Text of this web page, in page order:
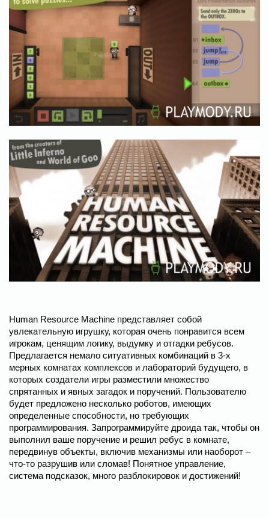
Human Resource Machine представляет собой
увлекательную игрушку, которая очень понравится всем
игрокам, ценящим логику, выдумку и отгадки ребусов.
Предлагается немало ситуативных комбинаций в 3-х
мерных комнатах комплексов и лабораторий будущего, в
которых создатели игры разместили множество
спрятанных и явных загадок и поручений. Пользователю
будет предложено несколько роботов, имеющих
определенные способности, но требующих
программирования. Запрограммируйте дроида так, чтобы он
выполнил ваше поручение и решил ребус в комнате,
передвинув объекты, включив механизмы или наоборот –
что-то разрушив или сломав! Понятное управление,
система подсказок, много разблокировок и достижений!